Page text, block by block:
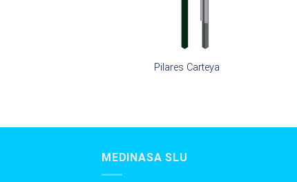
Pilares Carteya
MEDINASA SLU